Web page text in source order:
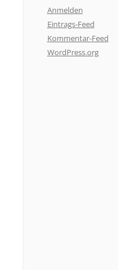
Anmelden
Eintrags-Feed
Kommentar-Feed
WordPress.org